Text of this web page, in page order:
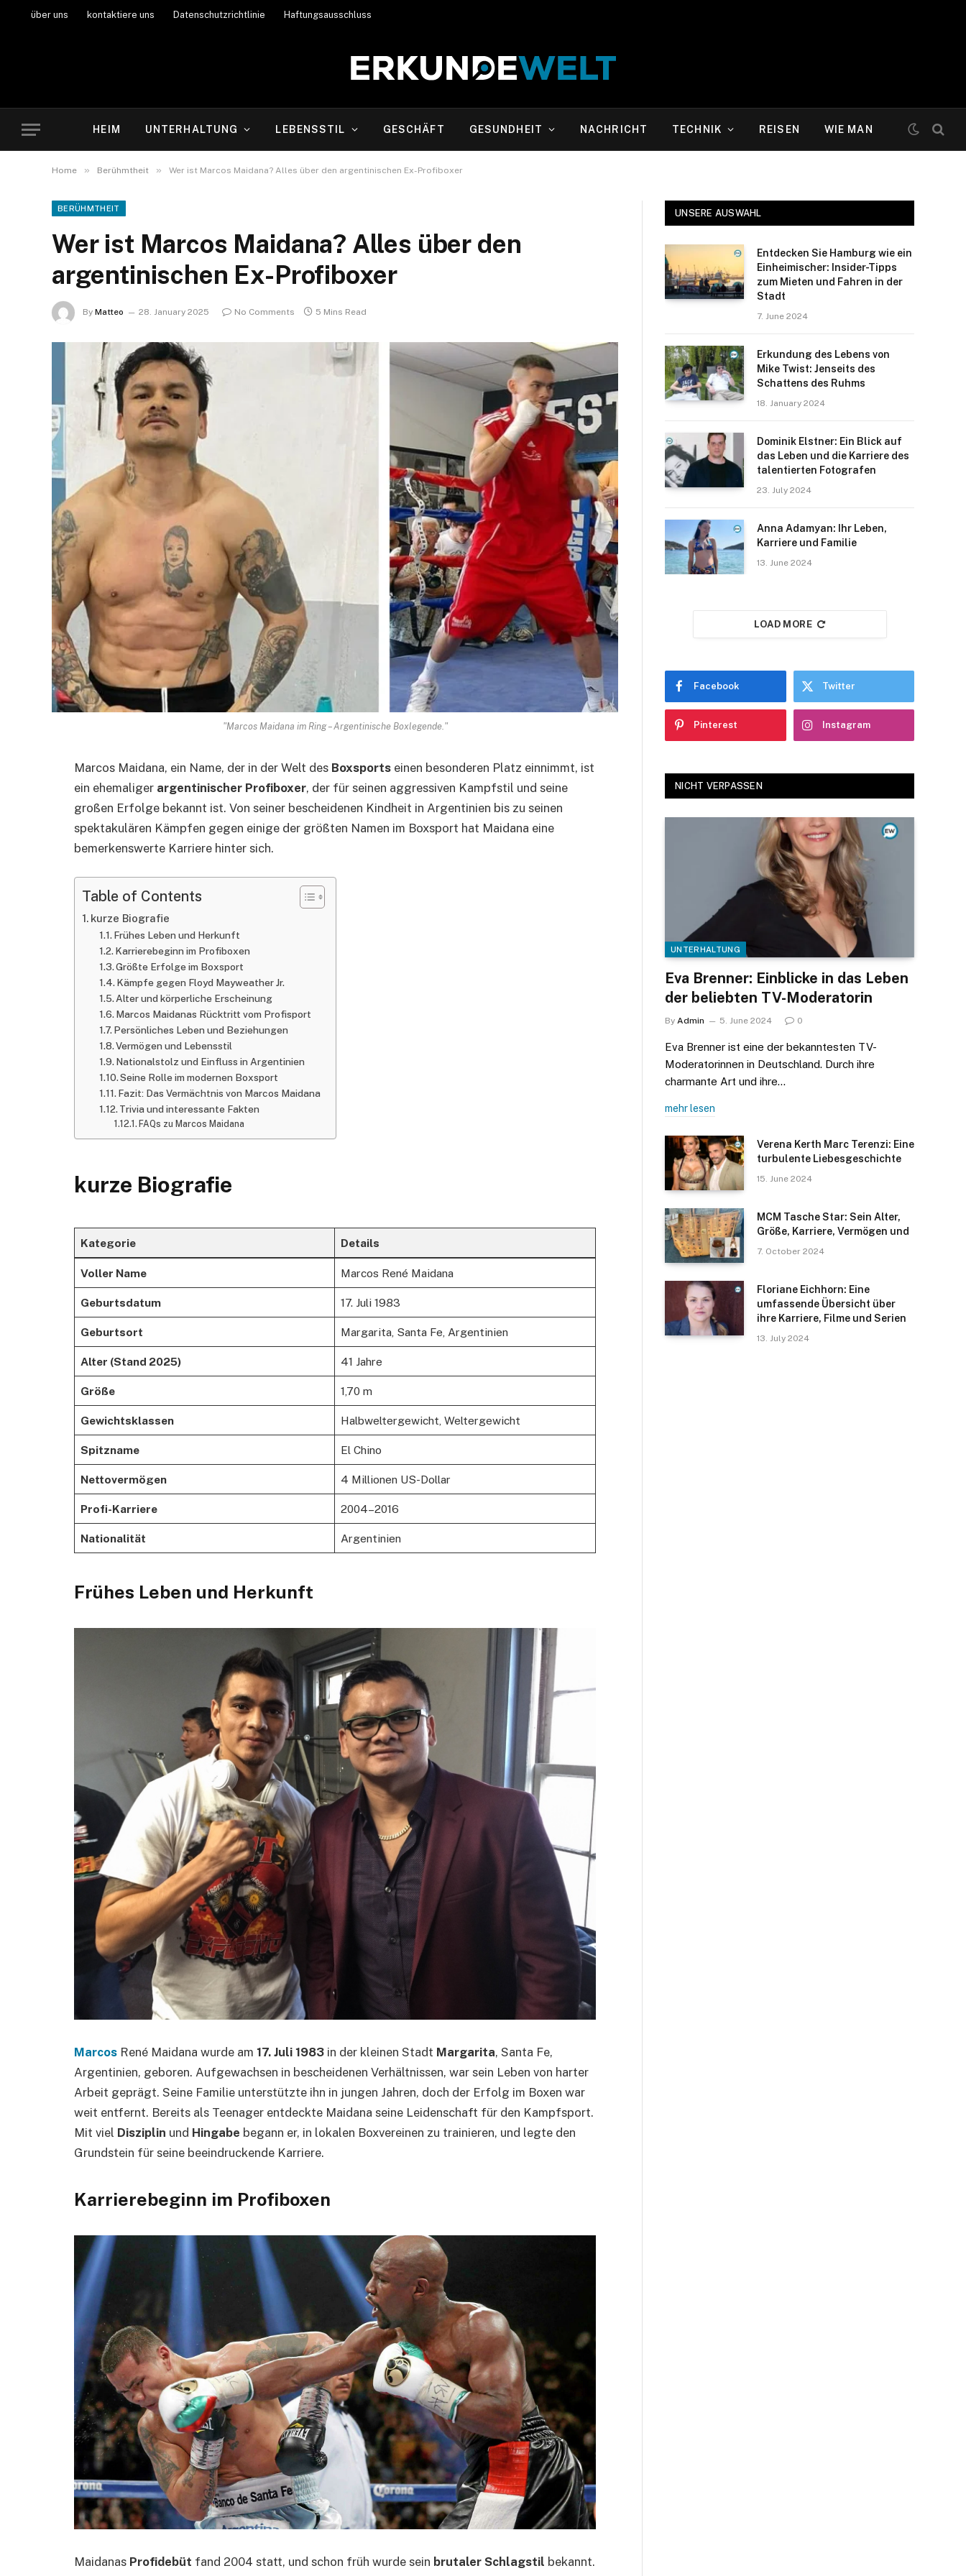
über uns kontaktiere uns Datenschutzrichtlinie Haftungsausschluss
HEIM UNTERHALTUNG LEBENSSTIL GESCHÄFT GESUNDHEIT NACHRICHT TECHNIK REISEN WIE MAN
Home » Berühmtheit » Wer ist Marcos Maidana? Alles über den argentinischen Ex-Profiboxer
BERÜHMTHEIT
Wer ist Marcos Maidana? Alles über den
argentinischen Ex-Profiboxer
By Matteo 28. January 2025 No Comments 5 Mins Read
"Marcos Maidana im Ring – Argentinische Boxlegende."
Marcos Maidana, ein Name, der in der Welt des Boxsports einen besonderen Platz einnimmt, ist
ein ehemaliger argentinischer Profiboxer, der für seinen aggressiven Kampfstil und seine
großen Erfolge bekannt ist. Von seiner bescheidenen Kindheit in Argentinien bis zu seinen
spektakulären Kämpfen gegen einige der größten Namen im Boxsport hat Maidana eine
bemerkenswerte Karriere hinter sich.
Table of Contents
kurze Biografie
Frühes Leben und Herkunft
Karrierebeginn im Profiboxen
Größte Erfolge im Boxsport
Kämpfe gegen Floyd Mayweather Jr.
Alter und körperliche Erscheinung
Marcos Maidanas Rücktritt vom Profisport
Persönliches Leben und Beziehungen
Vermögen und Lebensstil
Nationalstolz und Einfluss in Argentinien
Seine Rolle im modernen Boxsport
Fazit: Das Vermächtnis von Marcos Maidana
Trivia und interessante Fakten
FAQs zu Marcos Maidana
kurze Biografie
Kategorie Details
Voller Name Marcos René Maidana
Geburtsdatum 17. Juli 1983
Geburtsort Margarita, Santa Fe, Argentinien
Alter (Stand 2025) 41 Jahre
Größe 1,70 m
Gewichtsklassen Halbweltergewicht, Weltergewicht
Spitzname El Chino
Nettovermögen 4 Millionen US-Dollar
Profi-Karriere 2004–2016
Nationalität Argentinien
Frühes Leben und Herkunft
Marcos René Maidana wurde am 17. Juli 1983 in der kleinen Stadt Margarita, Santa Fe,
Argentinien, geboren. Aufgewachsen in bescheidenen Verhältnissen, war sein Leben von harter
Arbeit geprägt. Seine Familie unterstützte ihn in jungen Jahren, doch der Erfolg im Boxen war
weit entfernt. Bereits als Teenager entdeckte Maidana seine Leidenschaft für den Kampfsport.
Mit viel Disziplin und Hingabe begann er, in lokalen Boxvereinen zu trainieren, und legte den
Grundstein für seine beeindruckende Karriere.
Karrierebeginn im Profiboxen
Maidanas Profidebüt fand 2004 statt, und schon früh wurde sein brutaler Schlagstil bekannt.
UNSERE AUSWAHL
Entdecken Sie Hamburg wie ein
Einheimischer: Insider-Tipps
zum Mieten und Fahren in der
Stadt
7. June 2024
Erkundung des Lebens von
Mike Twist: Jenseits des
Schattens des Ruhms
18. January 2024
Dominik Elstner: Ein Blick auf
das Leben und die Karriere des
talentierten Fotografen
23. July 2024
Anna Adamyan: Ihr Leben,
Karriere und Familie
13. June 2024
LOAD MORE
Facebook Twitter
Pinterest Instagram
NICHT VERPASSEN
UNTERHALTUNG
Eva Brenner: Einblicke in das Leben
der beliebten TV-Moderatorin
By Admin 5. June 2024 0
Eva Brenner ist eine der bekanntesten TV-
Moderatorinnen in Deutschland. Durch ihre
charmante Art und ihre…
mehr lesen
Verena Kerth Marc Terenzi: Eine
turbulente Liebesgeschichte
15. June 2024
MCM Tasche Star: Sein Alter,
Größe, Karriere, Vermögen und
7. October 2024
Floriane Eichhorn: Eine
umfassende Übersicht über
ihre Karriere, Filme und Serien
13. July 2024